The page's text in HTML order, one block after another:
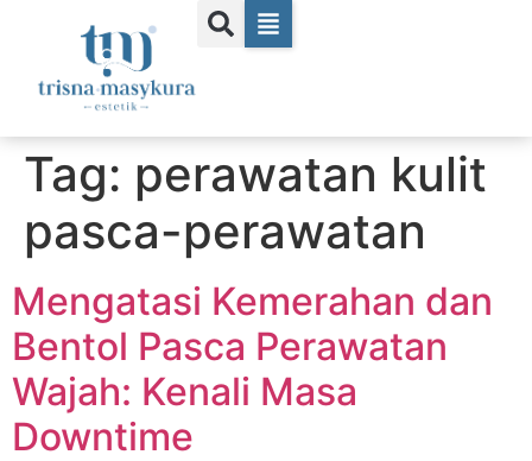
Tag: perawatan kulit
pasca-perawatan
Mengatasi Kemerahan dan
Bentol Pasca Perawatan
Wajah: Kenali Masa
Downtime